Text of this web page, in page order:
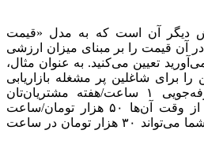
دیگر آن است که به مدل «قیمت
آن قیمت را بر مبنای میزان ارزشی
تعیین می‌کنید. به عنوان مثال،
برای شاغلین پر مشغله بازاریابی
می‌کنید، احتمالا باعث صرفه‌جویی ۱ ساعت/هفته مشتریان‌تان
خواهید شد. اگر آن ساعت از وقت آن‌ها ۵۰ هزار تومان/ساعت
ارزش داشته باشد، خدمات شما می‌تواند ۳۰ هزار تومان در ساعت